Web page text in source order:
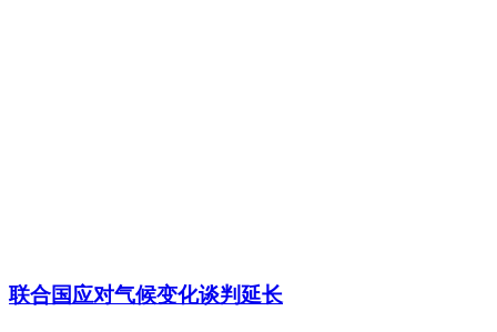
联合国应对气候变化谈判延长